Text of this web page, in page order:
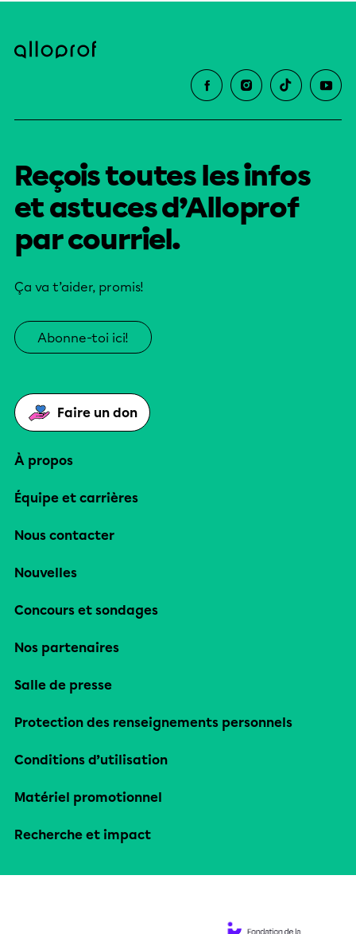
Reçois toutes les infos
et astuces d’Alloprof
par courriel.
Ça va t’aider, promis!
Abonne-toi ici!
Faire un don
À propos
Équipe et carrières
Nous contacter
Nouvelles
Concours et sondages
Nos partenaires
Salle de presse
Protection des renseignements personnels
Conditions d’utilisation
Matériel promotionnel
Recherche et impact